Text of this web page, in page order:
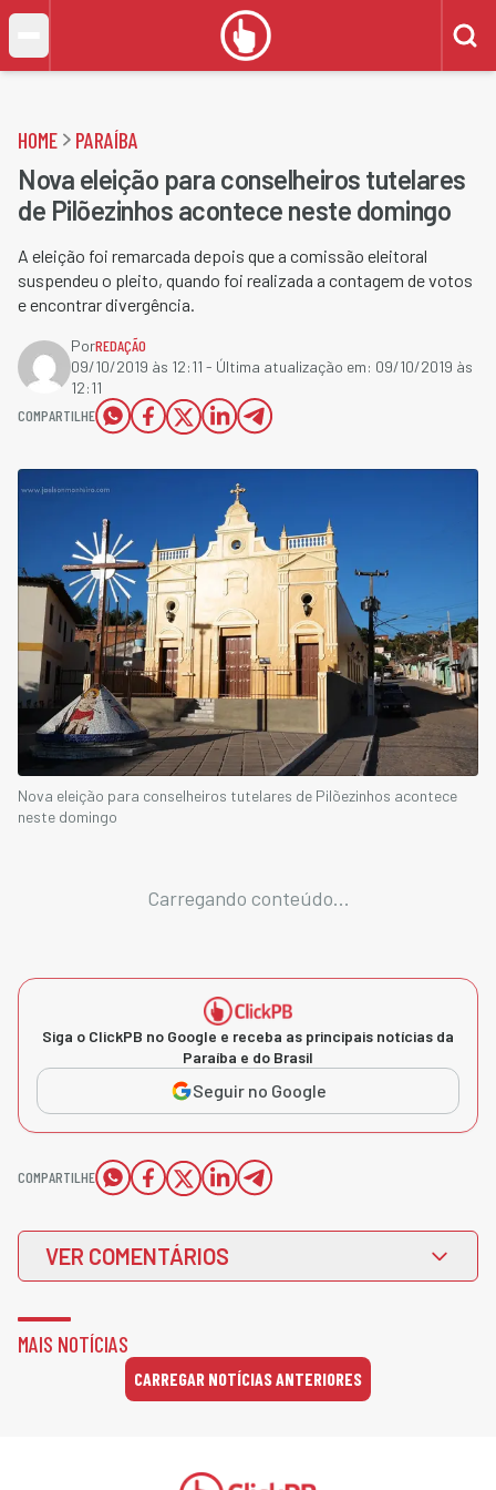
HOME PARAÍBA
Nova eleição para conselheiros tutelares
de Pilõezinhos acontece neste domingo
A eleição foi remarcada depois que a comissão eleitoral
suspendeu o pleito, quando foi realizada a contagem de votos
e encontrar divergência.
PorREDAÇÃO
09/10/2019 às 12:11 - Última atualização em: 09/10/2019 às
12:11
COMPARTILHE
Nova eleição para conselheiros tutelares de Pilõezinhos acontece
neste domingo
Carregando conteúdo...
Siga o ClickPB no Google e receba as principais notícias da
Paraíba e do Brasil
Seguir no Google
COMPARTILHE
VER COMENTÁRIOS
MAIS NOTÍCIAS
CARREGAR NOTÍCIAS ANTERIORES